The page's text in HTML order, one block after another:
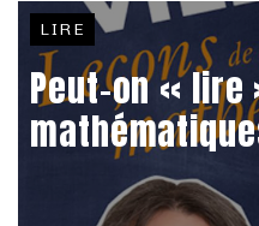
LIRE
Peut-on « lire